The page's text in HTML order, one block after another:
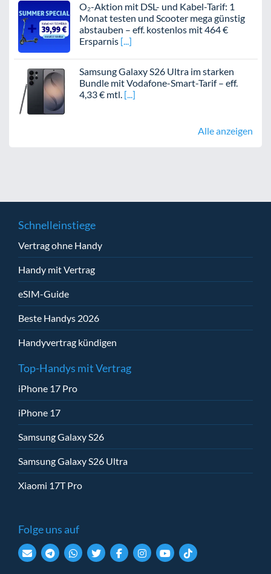
O₂-Aktion mit DSL- und Kabel-Tarif: 1
Monat testen und Scooter mega günstig
abstauben – eff. kostenlos mit 464 €
Ersparnis
Samsung Galaxy S26 Ultra im starken
Bundle mit Vodafone-Smart-Tarif – eff.
4,33 € mtl.
Alle anzeigen
Schnelleinstiege
Vertrag ohne Handy
Handy mit Vertrag
eSIM-Guide
Beste Handys 2026
Handyvertrag kündigen
Top-Handys mit Vertrag
iPhone 17 Pro
iPhone 17
Samsung Galaxy S26
Samsung Galaxy S26 Ultra
Xiaomi 17T Pro
Folge uns auf